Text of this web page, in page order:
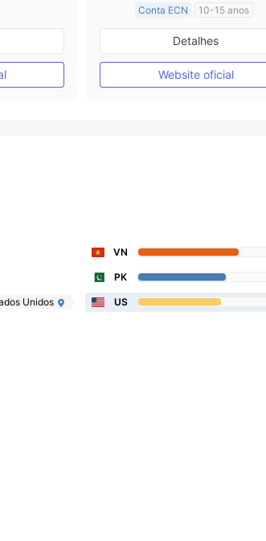
Conta ECN
10-15 anos
Austrália Regulamento
Market Marketing (MM)
Etiqueta principal MT4
Detalhes
Website oficial
VN
PK
Unidos US